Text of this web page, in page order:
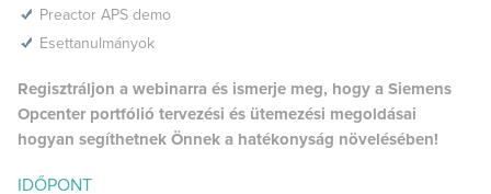
Preactor APS demo
Esettanulmányok
Regisztráljon a webinarra és ismerje meg, hogy a Siemens
Opcenter portfólió tervezési és ütemezési megoldásai
hogyan segíthetnek Önnek a hatékonyság növelésében!
IDŐPONT